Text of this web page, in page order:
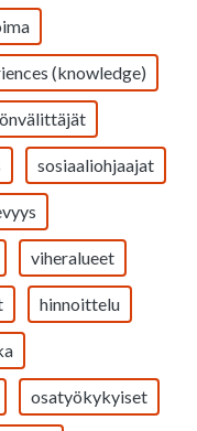
(knowledge)
sosiaaliohjaajat
viheralueet
hinnoittelu
osatyökykyiset